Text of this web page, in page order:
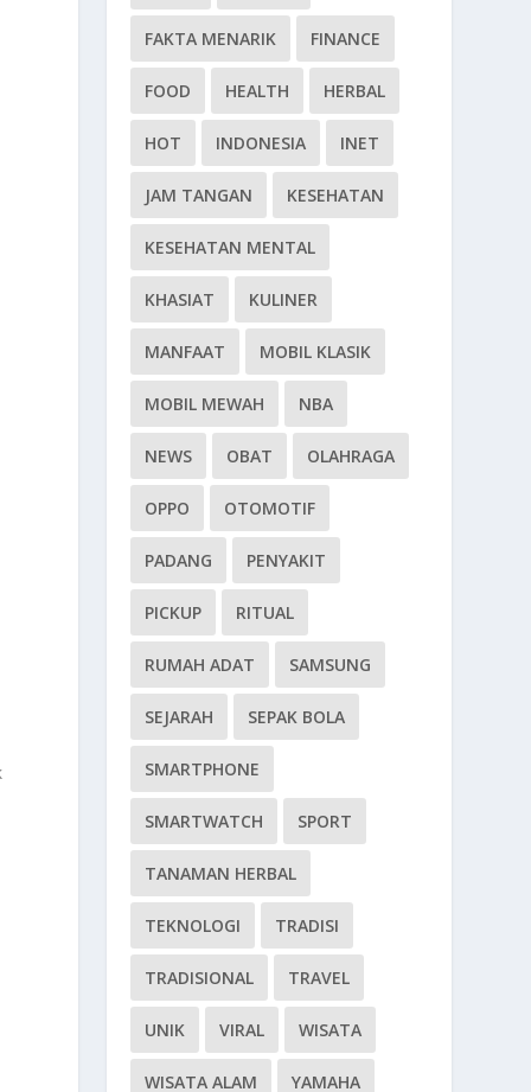
FAKTA MENARIK FINANCE
FOOD HEALTH HERBAL
HOT INDONESIA INET
JAM TANGAN KESEHATAN
KESEHATAN MENTAL
KHASIAT KULINER
MANFAAT MOBIL KLASIK
MOBIL MEWAH NBA
NEWS OBAT OLAHRAGA
OPPO OTOMOTIF
PADANG PENYAKIT
PICKUP RITUAL
RUMAH ADAT SAMSUNG
SEJARAH SEPAK BOLA
SMARTPHONE
SMARTWATCH SPORT
TANAMAN HERBAL
TEKNOLOGI TRADISI
TRADISIONAL TRAVEL
UNIK VIRAL WISATA
WISATA ALAM YAMAHA